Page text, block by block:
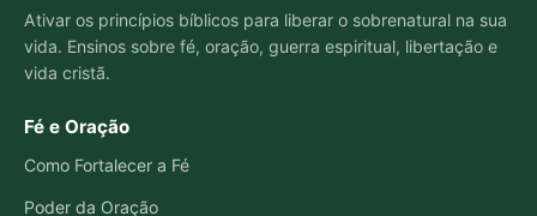
Ativar os princípios bíblicos para liberar o sobrenatural na sua
vida. Ensinos sobre fé, oração, guerra espiritual, libertação e
vida cristã.
Fé e Oração
Como Fortalecer a Fé
Poder da Oração